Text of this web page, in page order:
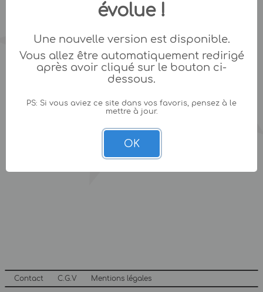
Contact C.G.V Mentions légales
évolue !
Une nouvelle version est disponible.
Vous allez être automatiquement redirigé
après avoir cliqué sur le bouton ci-
dessous.
PS: Si vous aviez ce site dans vos favoris, pensez à le
mettre à jour.
OK